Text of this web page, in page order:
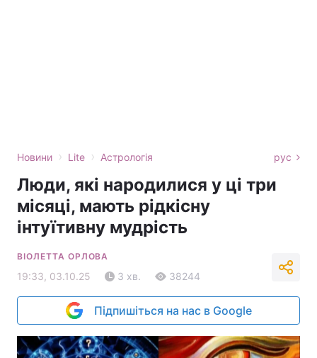
Новини › Lite › Астрологія рус
Люди, які народилися у ці три
місяці, мають рідкісну
інтуїтивну мудрість
ВІОЛЕТТА ОРЛОВА
19:33, 03.10.25 3 хв. 38244
Підпишіться на нас в Google